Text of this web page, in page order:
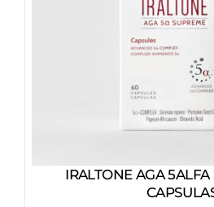
IRALTONE AGA